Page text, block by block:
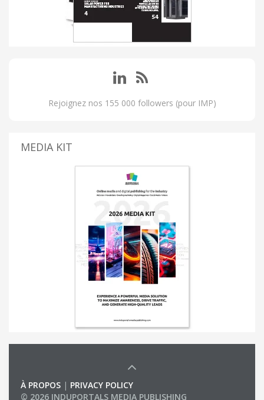
Rejoignez nos 155 000 followers (pour IMP)
MEDIA KIT
À PROPOS | PRIVACY POLICY
© 2026 INDUPORTALS MEDIA PUBLISHING